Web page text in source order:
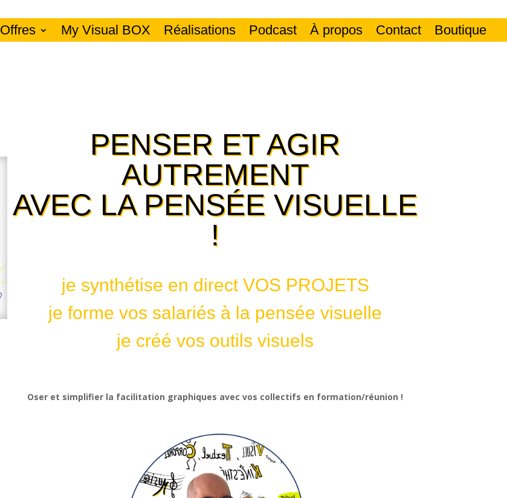
Offres My Visual BOX Réalisations Podcast À propos Contact Boutique
PENSER ET AGIR
AUTREMENT
AVEC LA PENSÉE VISUELLE
!
je synthétise en direct VOS PROJETS
je forme vos salariés à la pensée visuelle
je créé vos outils visuels
Oser et simplifier la facilitation graphiques avec vos collectifs en formation/réunion !